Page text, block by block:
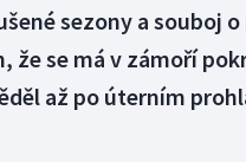
sezony a souboj
že se má v zámoří
až po úterním